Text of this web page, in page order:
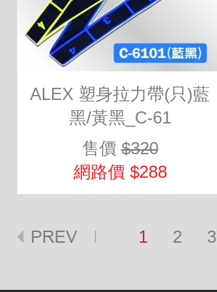
ALEX 塑身拉力帶(只)藍
黑/黃黑_C-61
售價$320
網路價 $288
1 2 3